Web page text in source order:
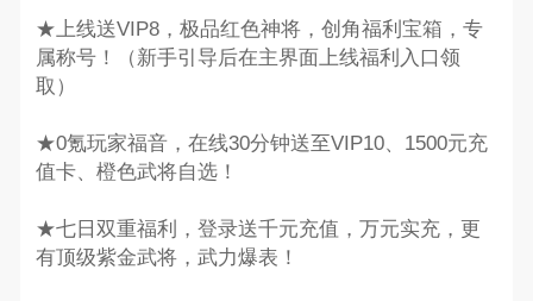
★上线送VIP8，极品红色神将，创角福利宝箱，专
属称号！（新手引导后在主界面上线福利入口领
取）
★0氪玩家福音，在线30分钟送至VIP10、1500元充
值卡、橙色武将自选！
★七日双重福利，登录送千元充值，万元实充，更
有顶级紫金武将，武力爆表！